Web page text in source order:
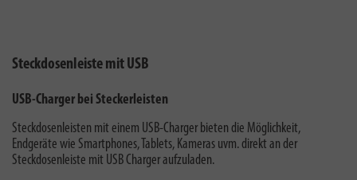
Steckdosenleiste mit USB
USB-Charger bei Steckerleisten
Steckdosenleisten mit einem USB-Charger bieten die Möglichkeit,
Endgeräte wie Smartphones, Tablets, Kameras uvm. direkt an der
Steckdosenleiste mit USB Charger aufzuladen.